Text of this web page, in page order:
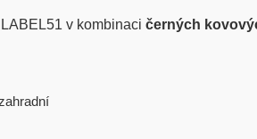
v kombinaci černých